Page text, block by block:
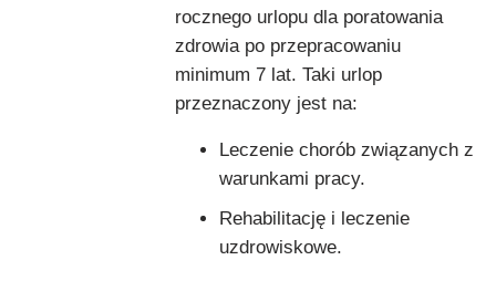
rocznego urlopu dla poratowania
zdrowia po przepracowaniu
minimum 7 lat. Taki urlop
przeznaczony jest na:
Leczenie chorób związanych z
warunkami pracy.
Rehabilitację i leczenie
uzdrowiskowe.